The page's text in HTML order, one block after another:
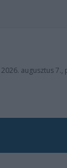
2026. augusztus 7.,